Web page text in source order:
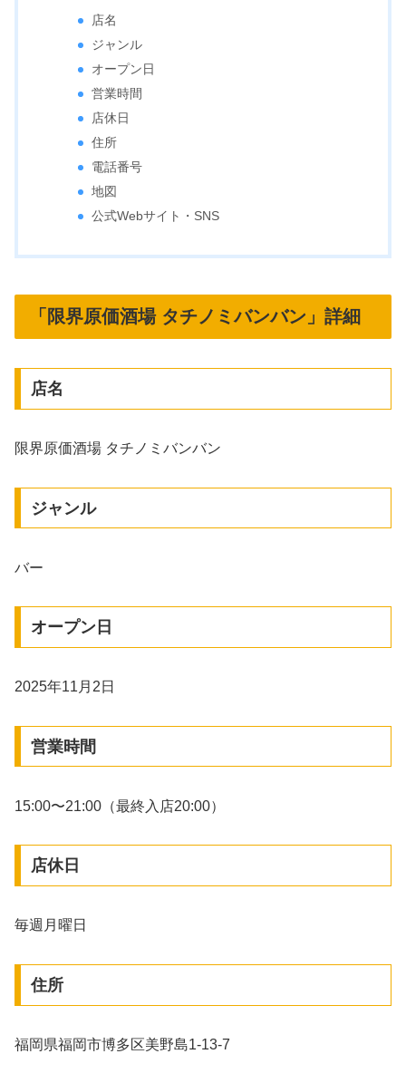
店名
ジャンル
オープン日
営業時間
店休日
住所
電話番号
地図
公式Webサイト・SNS
「限界原価酒場 タチノミバンバン」詳細
店名
限界原価酒場 タチノミバンバン
ジャンル
バー
オープン日
2025年11月2日
営業時間
15:00〜21:00（最終入店20:00）
店休日
毎週月曜日
住所
福岡県福岡市博多区美野島1-13-7